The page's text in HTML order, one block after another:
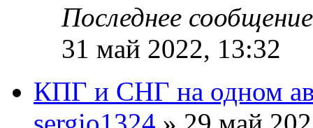
Последнее
31 май 2022, 13:32
КПГ и СНГ на одном